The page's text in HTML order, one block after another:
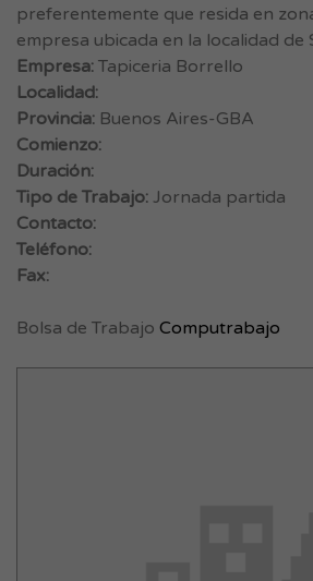
preferentemente que resida en
empresa ubicada en la localidad de
Empresa: Tapiceria Borrello
Localidad:
Provincia: Buenos Aires-GBA
Comienzo:
Duración:
Tipo de Trabajo: Jornada partida
Contacto:
Teléfono:
Fax:
Bolsa de Trabajo Computrabajo